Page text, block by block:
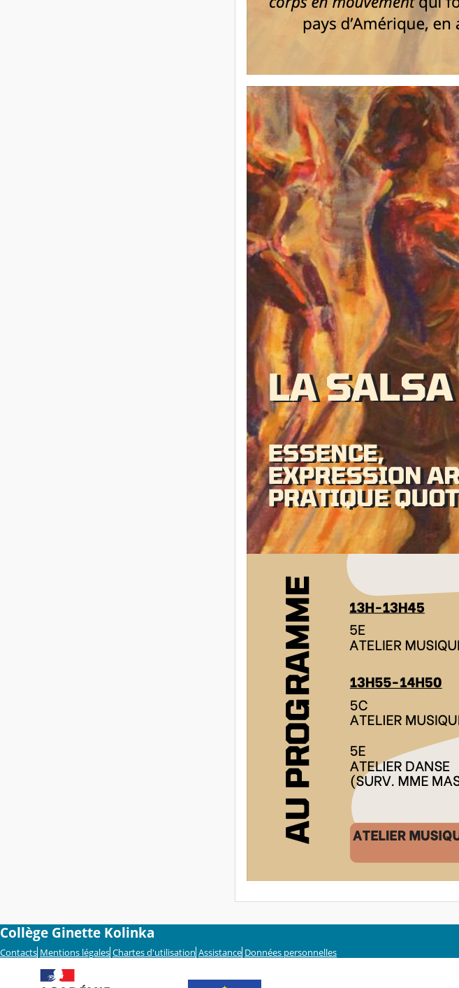
Collège Ginette Kolinka
Contacts Mentions légales Chartes d'utilisation Assistance Données personnelles